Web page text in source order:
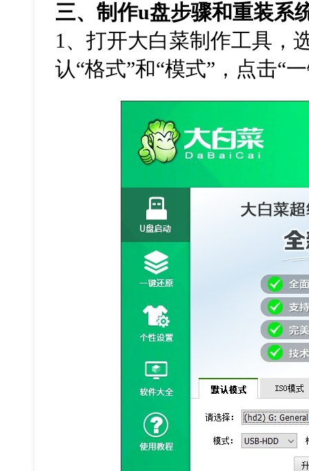
三、制作u盘步骤和重装系
1 、打开大白菜制作工具，
认“格式”和“模式” ，点击“